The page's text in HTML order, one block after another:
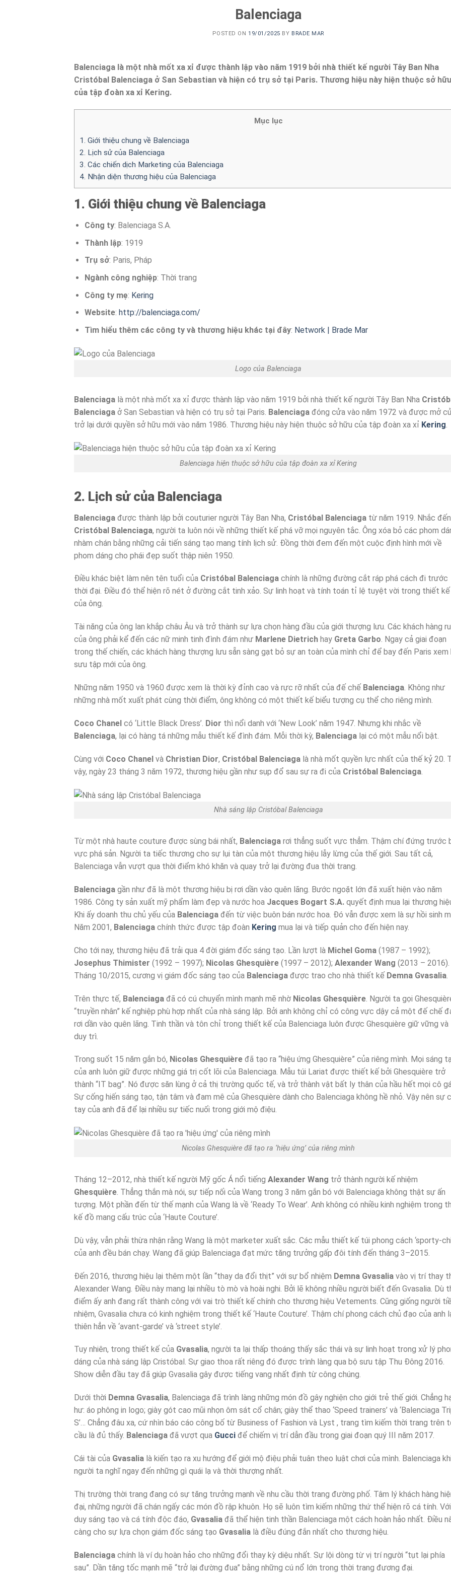
Balenciaga
POSTED ON19/01/2025 BY BRADE MAR
Balenciaga là một nhà mốt xa xỉ được thành lập vào năm 1919 bởi nhà thiết kế người Tây Ban Nha
Cristóbal Balenciaga ở San Sebastian và hiện có trụ sở tại Paris. Thương hiệu này hiện thuộc sở hữu
của tập đoàn xa xỉ Kering.
Mục lục
1. Giới thiệu chung về Balenciaga
2. Lịch sử của Balenciaga
3. Các chiến dịch Marketing của Balenciaga
4. Nhận diện thương hiệu của Balenciaga
1. Giới thiệu chung về Balenciaga
Công ty: Balenciaga S.A.
Thành lập: 1919
Trụ sở: Paris, Pháp
Ngành công nghiệp: Thời trang
Công ty mẹ: Kering
Website: http://balenciaga.com/
Tìm hiểu thêm các công ty và thương hiệu khác tại đây: Network | Brade Mar
Logo của Balenciaga
Balenciaga là một nhà mốt xa xỉ được thành lập vào năm 1919 bởi nhà thiết kế người Tây Ban Nha
Balenciaga ở San Sebastian và hiện có trụ sở tại Paris. Balenciaga đóng cửa vào năm 1972 và được mở
trở lại dưới quyền sở hữu mới vào năm 1986. Thương hiệu này hiện thuộc sở hữu của tập đoàn xa xỉ Kering.
Balenciaga hiện thuộc sở hữu của tập đoàn xa xỉ Kering
2. Lịch sử của Balenciaga
Balenciaga được thành lập bởi couturier người Tây Ban Nha, Cristóbal Balenciaga từ năm 1919. Nhắc đến
Cristóbal Balenciaga, người ta luôn nói về những thiết kế phá vỡ mọi nguyên tắc. Ông xóa bỏ các phom
nhàm chán bằng những cải tiến sáng tạo mang tính lịch sử. Đồng thời đem đến một cuộc định hình mới về
phom dáng cho phái đẹp suốt thập niên 1950.
Điều khác biệt làm nên tên tuổi của Cristóbal Balenciaga chính là những đường cắt ráp phá cách đi trước
thời đại. Điều đó thể hiện rõ nét ở đường cắt tinh xảo. Sự linh hoạt và tính toán tỉ lệ tuyệt vời trong thiết kế
của ông.
Tài năng của ông lan khắp châu Âu và trở thành sự lựa chọn hàng đầu của giới thượng lưu. Các khách hàng
của ông phải kể đến các nữ minh tinh đình đám như Marlene Dietrich hay Greta Garbo. Ngay cả giai đoạn
trong thế chiến, các khách hàng thượng lưu sẵn sàng gạt bỏ sự an toàn của mình chỉ để bay đến Paris xem
sưu tập mới của ông.
Những năm 1950 và 1960 được xem là thời kỳ đỉnh cao và rực rỡ nhất của đế chế Balenciaga. Không như
những nhà mốt xuất phát cùng thời điểm, ông không có một thiết kế biểu tượng cụ thể cho riêng mình.
Coco Chanel có ‘Little Black Dress’. Dior thì nổi danh với ‘New Look’ năm 1947. Nhưng khi nhắc về
Balenciaga, lại có hàng tá những mẫu thiết kế đình đám. Mỗi thời kỳ, Balenciaga lại có một mẫu nổi bật.
Cùng với Coco Chanel và Christian Dior, Cristóbal Balenciaga là nhà mốt quyền lực nhất của thế kỷ 20.
vậy, ngày 23 tháng 3 năm 1972, thương hiệu gần như sụp đổ sau sự ra đi của Cristóbal Balenciaga
Nhà sáng lập Cristóbal Balenciaga
Từ một nhà haute couture được sùng bái nhất, Balenciaga rơi thẳng suốt vực thẳm. Thậm chí đứng trước
vực phá sản. Người ta tiếc thương cho sự lụi tàn của một thương hiệu lẫy lừng của thế giới. Sau tất cả,
Balenciaga vẫn vượt qua thời điểm khó khăn và quay trở lại đường đua thời trang.
Balenciaga gần như đã là một thương hiệu bị rơi dần vào quên lãng. Bước ngoặt lớn đã xuất hiện vào năm
1986. Công ty sản xuất mỹ phẩm làm đẹp và nước hoa Jacques Bogart S.A. quyết định mua lại thương
Khi ấy doanh thu chủ yếu của Balenciaga đến từ việc buôn bán nước hoa. Đó vẫn được xem là sự hồi sinh
Năm 2001, Balenciaga chính thức được tập đoàn Kering mua lại và tiếp quản cho đến hiện nay.
Cho tới nay, thương hiệu đã trải qua 4 đời giám đốc sáng tạo. Lần lượt là Michel Goma (1987 – 1992);
Josephus Thimister (1992 – 1997); Nicolas Ghesquière (1997 – 2012); Alexander Wang (2013 – 2016).
Tháng 10/2015, cương vị giám đốc sáng tạo của Balenciaga được trao cho nhà thiết kế Demna Gvasalia
Trên thực tế, Balenciaga đã có cú chuyển mình mạnh mẽ nhờ Nicolas Ghesquière . Người ta gọi
“truyền nhân” kế nghiệp phù hợp nhất của nhà sáng lập. Bởi anh không chỉ có công vực dậy cả một đế chế
rơi dần vào quên lãng. Tinh thần và tôn chỉ trong thiết kế của Balenciaga luôn được Ghesquière giữ vững và
duy trì.
Trong suốt 15 năm gắn bó, Nicolas Ghesquière đã tạo ra “hiệu ứng Ghesquière” của riêng mình. Mọi sáng
của anh luôn giữ được những giá trị cốt lõi của Balenciaga. Mẫu túi Lariat được thiết kế bởi Ghesquière trở
thành “IT bag”. Nó được săn lùng ở cả thị trường quốc tế, và trở thành vật bất ly thân của hầu hết mọi cô
Sự cống hiến sáng tạo, tận tâm và đam mê của Ghesquière dành cho Balenciaga không hề nhỏ. Vậy nên sự
tay của anh đã để lại nhiều sự tiếc nuối trong giới mộ điệu.
Nicolas Ghesquière đã tạo ra ‘hiệu ứng’ của riêng mình
Tháng 12–2012, nhà thiết kế người Mỹ gốc Á nổi tiếng Alexander Wang trở thành người kế nhiệm
Ghesquière. Thẳng thắn mà nói, sự tiếp nối của Wang trong 3 năm gắn bó với Balenciaga không thật sự ấn
tượng. Một phần đến từ thế mạnh của Wang là về ‘Ready To Wear’. Anh không có nhiều kinh nghiệm trong
kế đồ mang cấu trúc của ‘Haute Couture’.
Dù vậy, vẫn phải thừa nhận rằng Wang là một marketer xuất sắc. Các mẫu thiết kế túi phong cách ‘sporty-
của anh đều bán chạy. Wang đã giúp Balenciaga đạt mức tăng trưởng gấp đôi tính đến tháng 3–2015.
Đến 2016, thương hiệu lại thêm một lần “thay da đổi thịt” với sự bổ nhiệm Demna Gvasalia vào vị trí thay
Alexander Wang. Điều này mang lại nhiều tò mò và hoài nghi. Bởi lẽ không nhiều người biết đến Gvasalia. Dù
điểm ấy anh đang rất thành công với vai trò thiết kế chính cho thương hiệu Vetements. Cũng giống người
nhiệm, Gvasalia chưa có kinh nghiệm trong thiết kế ‘Haute Couture’. Thậm chí phong cách chủ đạo của anh
thiên hẳn về ‘avant-garde’ và ‘street style’.
Tuy nhiên, trong thiết kế của Gvasalia, người ta lại thấp thoáng thấy sắc thái và sự linh hoạt trong xử lý
dáng của nhà sáng lập Cristóbal. Sự giao thoa rất riêng đó được trình làng qua bộ sưu tập Thu Đông 2016.
Show diễn đầu tay đã giúp Gvasalia gây được tiếng vang nhất định từ công chúng.
Dưới thời Demna Gvasalia, Balenciaga đã trình làng những món đồ gây nghiện cho giới trẻ thế giới. Chẳng
hư: áo phông in logo; giày gót cao mũi nhọn ôm sát cổ chân; giày thể thao ‘Speed trainers’ và ‘Balenciaga
S’… Chẳng đâu xa, cứ nhìn báo cáo công bố từ Business of Fashion và Lyst , trang tìm kiếm thời trang trên
cầu là đủ thấy. Balenciaga đã vượt qua Gucci để chiếm vị trí dẫn đầu trong giai đoạn quý III năm 2017.
Cái tài của Gvasalia là kiến tạo ra xu hướng để giới mộ điệu phải tuân theo luật chơi của mình. Balenciaga
người ta nghĩ ngay đến những gì quái lạ và thời thượng nhất.
Thị trường thời trang đang có sự tăng trưởng mạnh về nhu cầu thời trang đường phố. Tâm lý khách hàng
đại, những người đã chán ngấy các món đồ rập khuôn. Họ sẽ luôn tìm kiếm những thứ thể hiện rõ cá tính.
duy sáng tạo và cá tính độc đáo, Gvasalia đã thể hiện tinh thần Balenciaga một cách hoàn hảo nhất. Điều
càng cho sự lựa chọn giám đốc sáng tạo Gvasalia là điều đúng đắn nhất cho thương hiệu.
Balenciaga chính là ví dụ hoàn hảo cho những đổi thay kỳ diệu nhất. Sự lội dòng từ vị trí người “tụt lại phía
sau”. Dần tăng tốc mạnh mẽ “trở lại đường đua” bằng những cú nổ lớn trong thời trang đương đại.